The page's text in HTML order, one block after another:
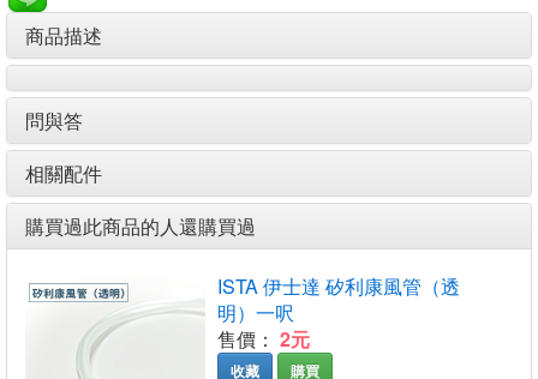
商品描述
問與答
相關配件
購買過此商品的人還購買過
ISTA 伊士達 矽利康風管（透
明）一呎
售價： 2元
收藏 購買